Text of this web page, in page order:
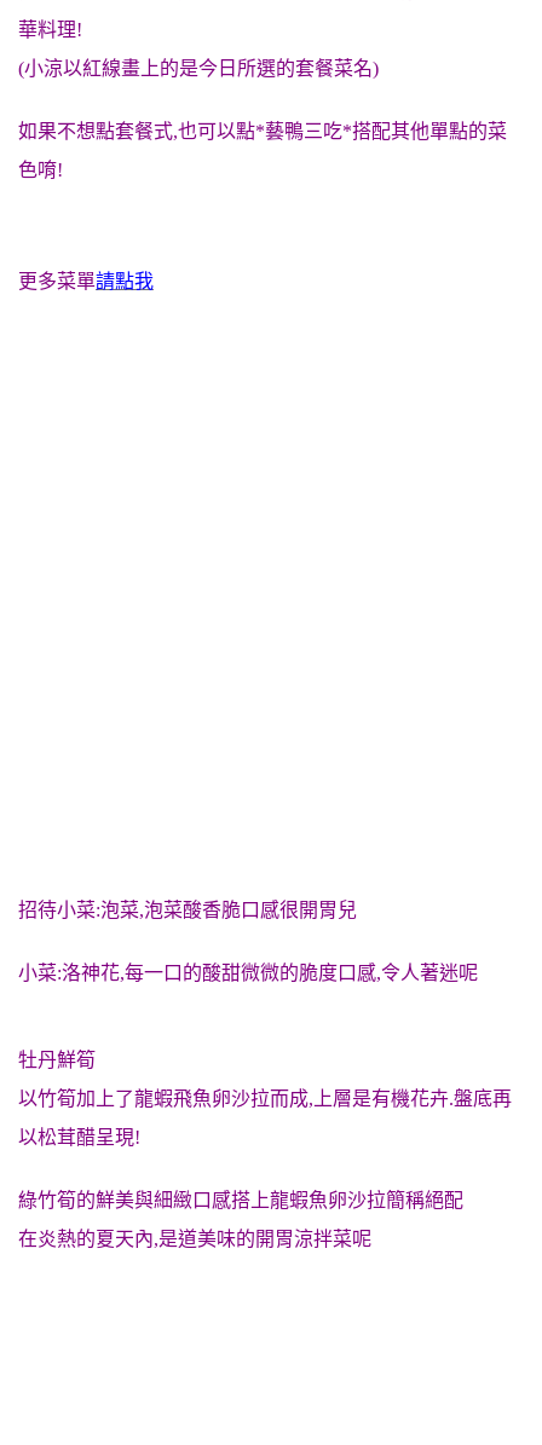
華料理!
(小涼以紅線畫上的是今日所選的套餐菜名)
如果不想點套餐式,也可以點*藝鴨三吃*搭配其他單點的菜
色唷!
更多菜單請點我
招待小菜:泡菜,泡菜酸香脆口感很開胃兒
小菜:洛神花,每一口的酸甜微微的脆度口感,令人著迷呢
牡丹鮮筍
以竹筍加上了龍蝦飛魚卵沙拉而成,上層是有機花卉.盤底再
以松茸醋呈現!
綠竹筍的鮮美與細緻口感搭上龍蝦魚卵沙拉簡稱絕配
在炎熱的夏天內,是道美味的開胃涼拌菜呢